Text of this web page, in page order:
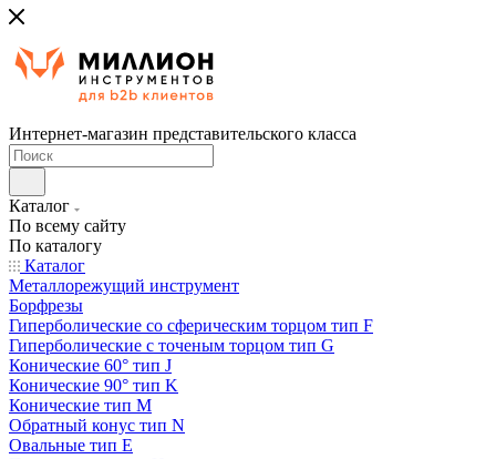
Интернет-магазин представительского класса
Каталог
По всему сайту
По каталогу
Каталог
Металлорежущий инструмент
Борфрезы
Гиперболические cо сферическим торцом тип F
Гиперболические с точеным торцом тип G
Конические 60° тип J
Конические 90° тип K
Конические тип M
Обратный конус тип N
Овальные тип E